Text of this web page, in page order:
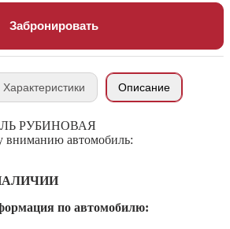
Забронировать
Характеристики Описание
РУБИНОВАЯ
вниманию автомобиль:
по автомобилю: